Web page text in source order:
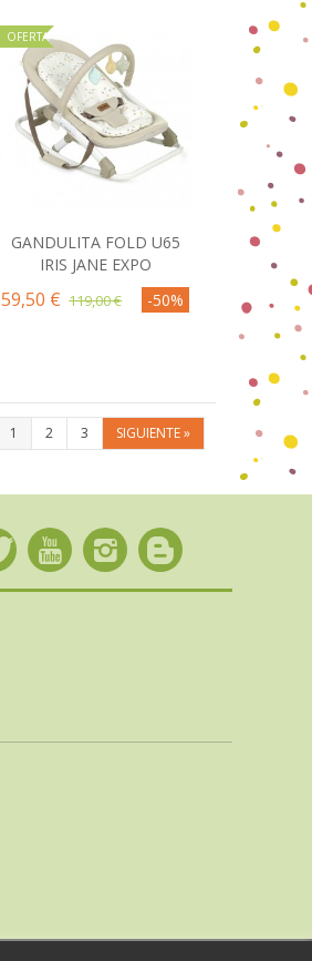
OFERTA
Comprar
GANDULITA FOLD U65
IRIS JANE EXPO
59,50 € 119,00 € -50%
1 2 3 SIGUIENTE»